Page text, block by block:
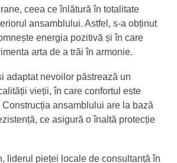
ceea ce înlătură în totalitate
ansamblului. Astfel, s-a obținut
energia pozitivă și în care
arta de a trăi în armonie.
adaptat nevoilor păstrează un
vieții, în care confortul este
ansamblului are la bază
ce asigură o înaltă protecție
liderul pieței locale de consultanță în